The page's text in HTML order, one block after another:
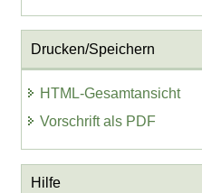
Drucken/Speichern
HTML-Gesamtansicht
Vorschrift als PDF
Hilfe